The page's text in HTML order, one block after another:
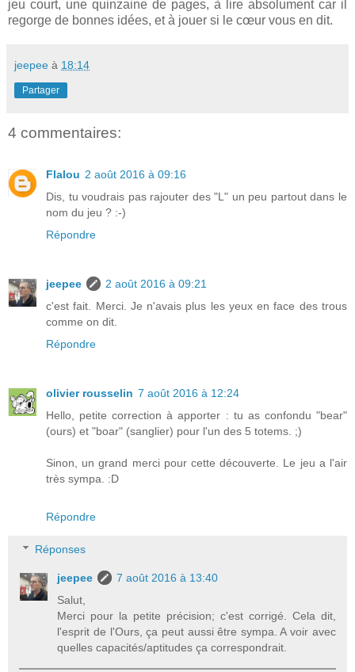
jeu court, une quinzaine de pages, à lire absolument car il
regorge de bonnes idées, et à jouer si le cœur vous en dit.
jeepee à 18:14
Partager
4 commentaires:
Flalou 2 août 2016 à 09:16
Dis, tu voudrais pas rajouter des "L" un peu partout dans le
nom du jeu ? :-)
Répondre
jeepee
2 août 2016 à 09:21
c'est fait. Merci. Je n'avais plus les yeux en face des trous
comme on dit.
Répondre
olivier rousselin 7 août 2016 à 12:24
Hello, petite correction à apporter : tu as confondu "bear"
(ours) et "boar" (sanglier) pour l'un des 5 totems. ;)
Sinon, un grand merci pour cette découverte. Le jeu a l'air
très sympa. :D
Répondre
Réponses
jeepee
7 août 2016 à 13:40
Salut,
Merci pour la petite précision; c'est corrigé. Cela dit,
l'esprit de l'Ours, ça peut aussi être sympa. A voir avec
quelles capacités/aptitudes ça correspondrait.